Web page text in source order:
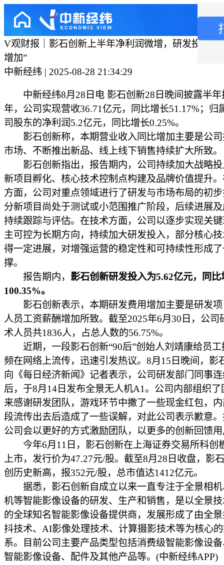
V观财报｜影石创新上半年净利润微增，研发投入翻
增加”
中新经纬 | 2025-08-28 21:34:29
中新经纬8月28日电 影石创新28日晚间披露半年
年，公司实现营收36.71亿元，同比增长51.17%；归
司股东的净利润5.2亿元，同比增长0.25%。
影石创新称，本期营业收入同比增加主要是公司
市场、不断推出新品、线上线下销售持续扩大所致。
影石创新指出，报告期内，公司持续加大战略投
新项目孵化、核心技术控制点构建及品牌价值提升
方面，公司对重点领域进行了研发与市场布局的初
分新项目尚处于测试或小范围推广阶段，后续进展
持续跟踪与评估。在技术方面，公司以逐步实现关
主可控为长期方向，持续加大研发投入，部分核心
得一定进展，对增强运营的稳定性和可持续性形成
撑。
报告期内， 影石创新研发投入为5.62亿元，同比
100.35%。
影石创新表示，本期研发费用增加主要是研发项
人员工资薪酬增加所致。截至2025年6月30日，公司
术人员共1836人，占总人数的56.75%。
近期，一段影石创新“90后”创始人刘靖康给员工
频在网络上流传，迅速引发热议。8月15日晚间，影
向《每日经济新闻》记者表示，公司研发部门同事
后，于8月14日发布全景无人机A1。公司内部组织了
来感谢研发团队，游戏环节中撒了一些现金红包，
段流传出去后造成了一些误解，对此公司表示歉意
公司会以更好的方式激励团队，以更多的创新回馈
今年6月11日，影石创新在上海证券交易所科创
上市，发行价为47.27元/股。截至8月28日收盘，影
创历史新高，报352元/股，总市值达1412亿元。
据悉，影石创新自成立以来一直专注于全景相机
机等智能影像设备的研发、生产和销售，是以全景
的全球知名智能影像设备提供商，发展形成了由全
抖技术、AI影像处理技术、计算摄影技术等为核心
系。目前公司主要产品类型包括消费级智能影像设
智能影像设备、配件及其他产品等。(中新经纬APP)